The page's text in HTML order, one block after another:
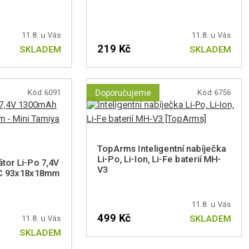
11.8. u Vás
SKLADEM
11.8. u Vás
219 Kč SKLADEM
Kód 6091
Li-Po 7,4V
93x18x18mm
11.8. u Vás
SKLADEM
Doporučujeme Kód 6756
TopArms Inteligentní nabíječka
Li-Po, Li-Ion, Li-Fe baterií MH-
V3
11.8. u Vás
499 Kč SKLADEM